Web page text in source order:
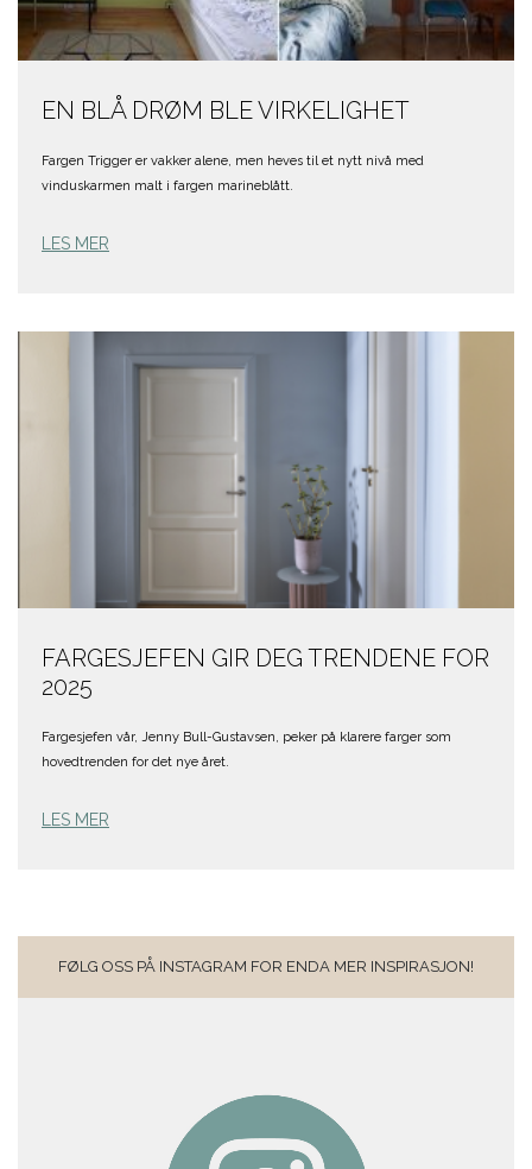
EN BLÅ DRØM BLE VIRKELIGHET
Fargen Trigger er vakker alene, men heves til et nytt nivå med
vinduskarmen malt i fargen marineblått.
LES MER
FARGESJEFEN GIR DEG TRENDENE FOR
2025
Fargesjefen vår, Jenny Bull-Gustavsen, peker på klarere farger som
hovedtrenden for det nye året.
LES MER
FØLG OSS PÅ INSTAGRAM FOR ENDA MER INSPIRASJON!